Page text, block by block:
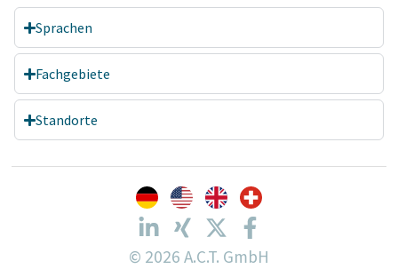
Sprachen
Fachgebiete
Standorte
© 2026 A.C.T. GmbH